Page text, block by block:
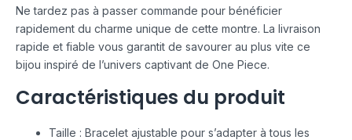
Ne tardez pas à passer commande pour bénéficier
rapidement du charme unique de cette montre. La livraison
rapide et fiable vous garantit de savourer au plus vite ce
bijou inspiré de l’univers captivant de One Piece.
Caractéristiques du produit
Taille : Bracelet ajustable pour s’adapter à tous les